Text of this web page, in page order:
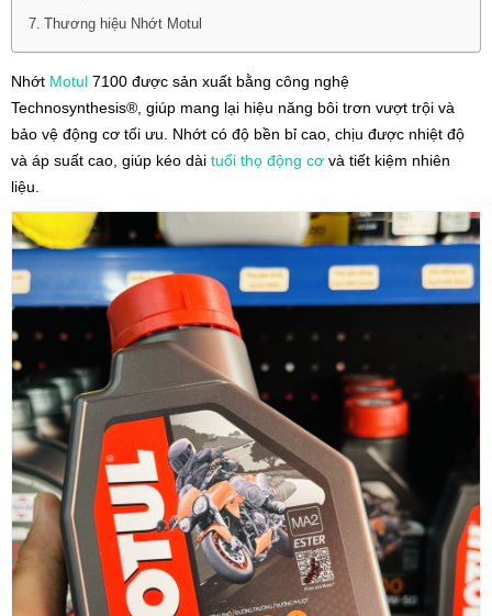
Thương hiệu Nhớt Motul
Nhớt Motul 7100 được sản xuất bằng công nghệ
Technosynthesis®, giúp mang lại hiệu năng bôi trơn vượt trội và
bảo vệ động cơ tối ưu. Nhớt có độ bền bỉ cao, chịu được nhiệt độ
và áp suất cao, giúp kéo dài tuổi thọ động cơ và tiết kiệm nhiên
liệu.